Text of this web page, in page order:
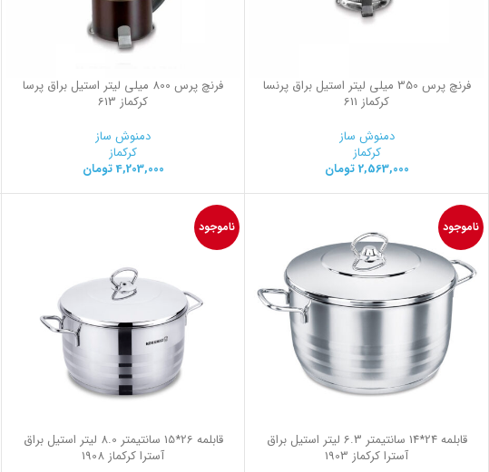
فرنچ پرس 350 میلی لیتر استیل براق پرنسا
کرکماز 611
دمنوش ساز
کرکماز
2,563,000 تومان
فرنچ پرس 800 میلی لیتر استیل براق پرسا
کرکماز 613
دمنوش ساز
کرکماز
4,203,000 تومان
ناموجود
قابلمه 24*14 سانتیمتر 6.3 لیتر استیل براق
آسترا کرکماز 1903
ناموجود
قابلمه 26*15 سانتیمتر 8.0 لیتر استیل براق
آسترا کرکماز 1908